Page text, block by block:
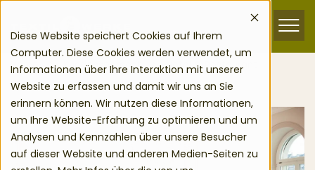
Diese Website speichert Cookies auf Ihrem
Computer. Diese Cookies werden verwendet, um
Informationen über Ihre Interaktion mit unserer
Website zu erfassen und damit wir uns an Sie
erinnern können. Wir nutzen diese Informationen,
um Ihre Website-Erfahrung zu optimieren und um
Analysen und Kennzahlen über unsere Besucher
auf dieser Website und anderen Medien-Seiten zu
Menu
Home Kundensegment Hotel & Restaurant